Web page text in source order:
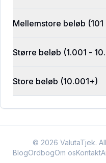
Mellemstore beløb
Større beløb (1.001 -
Store beløb (10.001+)
© 2026 ValutaTjek.
BlogOrdbogOm osKontakt